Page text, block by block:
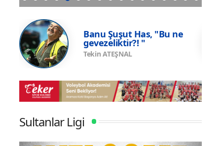
Galatasaray Efe Mandıracı transferini resmi
Banu Şuşut Has, "Bu ne
gevezeliktir?! "
Tekin ATEŞNAL
Sultanlar Ligi